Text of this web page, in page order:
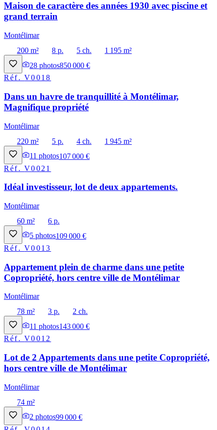
Maison de caractère des années 1930 avec piscine et
grand terrain
Montélimar
200 m²
8 p. 5 ch.
1 195 m²
28 photos850 000 €
Réf.V0018
Dans un havre de tranquillité à Montélimar,
Magnifique propriété
Montélimar
220 m²
5 p. 4 ch.
1 945 m²
11 photos107 000 €
Réf.V0021
Idéal investisseur, lot de deux appartements.
Montélimar
60 m²
6 p.
5 photos109 000 €
Réf.V0013
Appartement plein de charme dans une petite
Copropriété, hors centre ville de Montélimar
Montélimar
78 m²
3 p.
2 ch.
11 photos143 000 €
Réf.V0012
Lot de 2 Appartements dans une petite Copropriété,
hors centre ville de Montélimar
Montélimar
74 m²
2 photos99 000 €